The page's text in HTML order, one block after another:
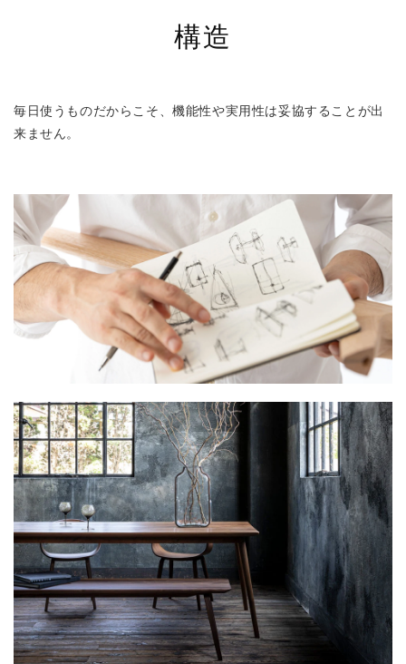
構造
毎日使うものだからこそ、機能性や実用性は妥協することが出
来ません。